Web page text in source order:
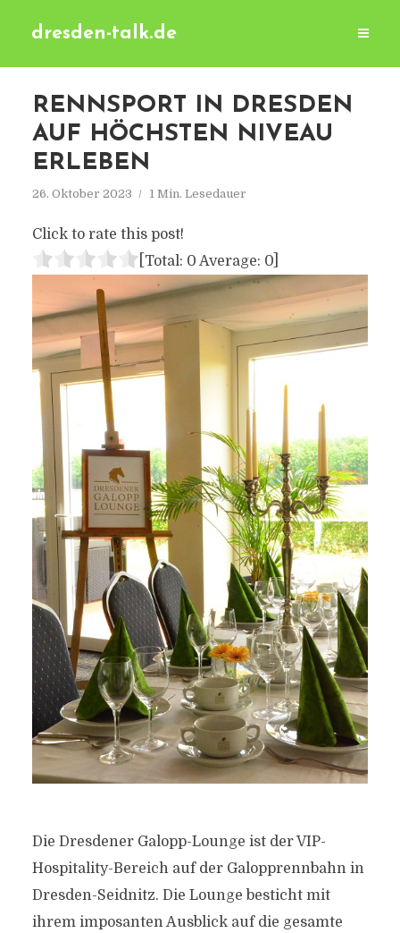
dresden-talk.de
RENNSPORT IN DRESDEN
AUF HÖCHSTEN NIVEAU
ERLEBEN
26. Oktober 2023 1 Min. Lesedauer
Click to rate this post!
[Total: 0 Average: 0]
Die Dresdener Galopp-Lounge ist der VIP-
Hospitality-Bereich auf der Galopprennbahn in
Dresden-Seidnitz. Die Lounge besticht mit
ihrem imposanten Ausblick auf die gesamte